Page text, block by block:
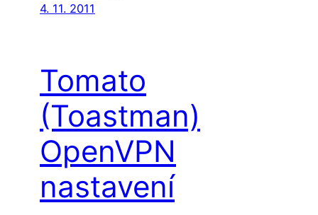
4. 11. 2011
Tomato
(Toastman)
OpenVPN
nastavení